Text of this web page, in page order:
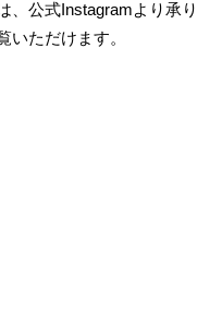
、公式Instagramより承り
いただけます。